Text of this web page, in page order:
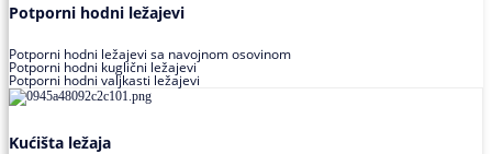
Potporni hodni ležajevi
Potporni hodni ležajevi sa navojnom osovinom
Potporni hodni kuglični ležajevi
Potporni hodni valjkasti ležajevi
Kućišta ležaja